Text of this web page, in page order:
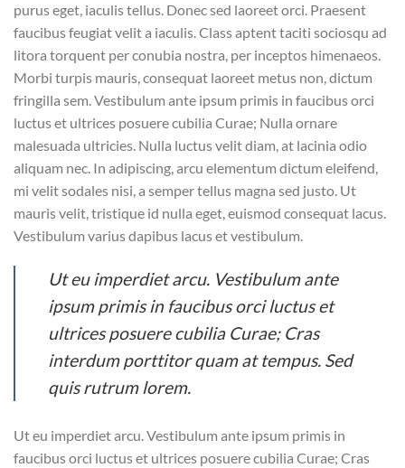
purus eget, iaculis tellus. Donec sed laoreet orci. Praesent
faucibus feugiat velit a iaculis. Class aptent taciti sociosqu ad
litora torquent per conubia nostra, per inceptos himenaeos.
Morbi turpis mauris, consequat laoreet metus non, dictum
fringilla sem. Vestibulum ante ipsum primis in faucibus orci
luctus et ultrices posuere cubilia Curae; Nulla ornare
malesuada ultricies. Nulla luctus velit diam, at lacinia odio
aliquam nec. In adipiscing, arcu elementum dictum eleifend,
mi velit sodales nisi, a semper tellus magna sed justo. Ut
mauris velit, tristique id nulla eget, euismod consequat lacus.
Vestibulum varius dapibus lacus et vestibulum.
Ut eu imperdiet arcu. Vestibulum ante
ipsum primis in faucibus orci luctus et
ultrices posuere cubilia Curae; Cras
interdum porttitor quam at tempus. Sed
quis rutrum lorem.
Ut eu imperdiet arcu. Vestibulum ante ipsum primis in
faucibus orci luctus et ultrices posuere cubilia Curae; Cras